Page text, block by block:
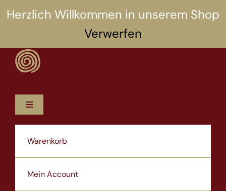
Herzlich Willkommen in unserem Shop
Verwerfen
Inhalt
Toggle
Warenkorb
Mein Account